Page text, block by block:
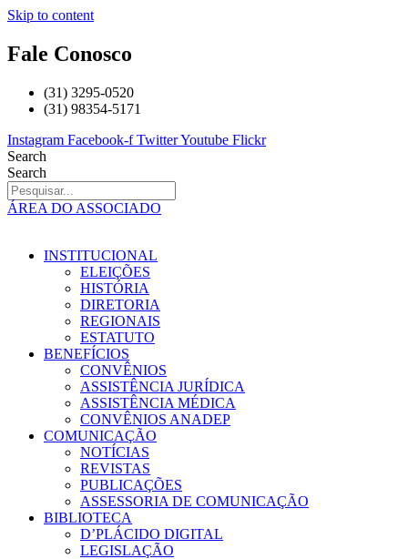
Skip to content
Fale Conosco
(31) 3295-0520
(31) 98354-5171
Instagram Facebook-f TwitterYoutube Flickr
Search
Search
ÁREA DO ASSOCIADO
INSTITUCIONAL
ELEIÇÕES
HISTÓRIA
DIRETORIA
REGIONAIS
ESTATUTO
BENEFÍCIOS
CONVÊNIOS
ASSISTÊNCIA JURÍDICA
ASSISTÊNCIA MÉDICA
CONVÊNIOS ANADEP
COMUNICAÇÃO
NOTÍCIAS
REVISTAS
PUBLICAÇÕES
ASSESSORIA DE COMUNICAÇÃO
BIBLIOTECA
D’PLÁCIDO DIGITAL
LEGISLAÇÃO